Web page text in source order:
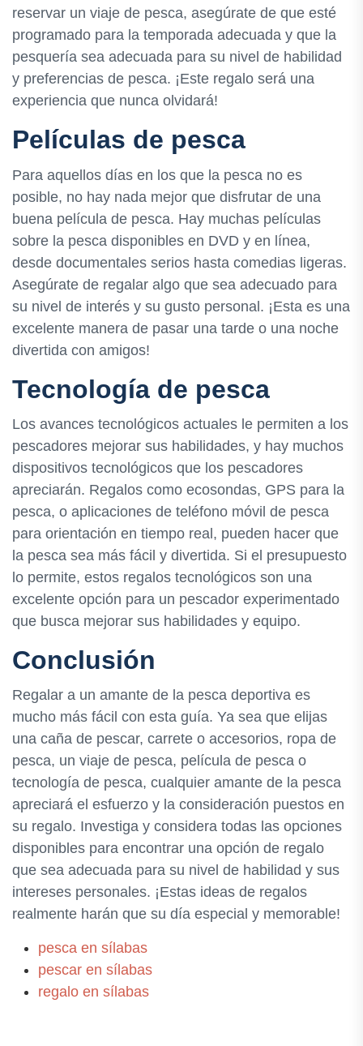
reservar un viaje de pesca, asegúrate de que esté
programado para la temporada adecuada y que la
pesquería sea adecuada para su nivel de habilidad
y preferencias de pesca. ¡Este regalo será una
experiencia que nunca olvidará!
Películas de pesca
Para aquellos días en los que la pesca no es
posible, no hay nada mejor que disfrutar de una
buena película de pesca. Hay muchas películas
sobre la pesca disponibles en DVD y en línea,
desde documentales serios hasta comedias ligeras.
Asegúrate de regalar algo que sea adecuado para
su nivel de interés y su gusto personal. ¡Esta es una
excelente manera de pasar una tarde o una noche
divertida con amigos!
Tecnología de pesca
Los avances tecnológicos actuales le permiten a los
pescadores mejorar sus habilidades, y hay muchos
dispositivos tecnológicos que los pescadores
apreciarán. Regalos como ecosondas, GPS para la
pesca, o aplicaciones de teléfono móvil de pesca
para orientación en tiempo real, pueden hacer que
la pesca sea más fácil y divertida. Si el presupuesto
lo permite, estos regalos tecnológicos son una
excelente opción para un pescador experimentado
que busca mejorar sus habilidades y equipo.
Conclusión
Regalar a un amante de la pesca deportiva es
mucho más fácil con esta guía. Ya sea que elijas
una caña de pescar, carrete o accesorios, ropa de
pesca, un viaje de pesca, película de pesca o
tecnología de pesca, cualquier amante de la pesca
apreciará el esfuerzo y la consideración puestos en
su regalo. Investiga y considera todas las opciones
disponibles para encontrar una opción de regalo
que sea adecuada para su nivel de habilidad y sus
intereses personales. ¡Estas ideas de regalos
realmente harán que su día especial y memorable!
pesca en sílabas
pescar en sílabas
regalo en sílabas